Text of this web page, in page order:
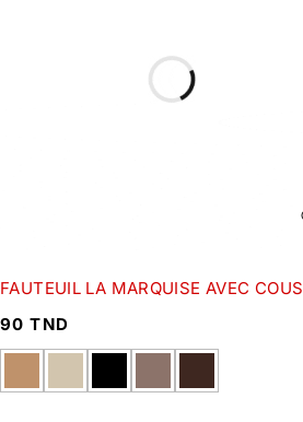
FAUTEUIL LA MARQUISE AVEC
90TND